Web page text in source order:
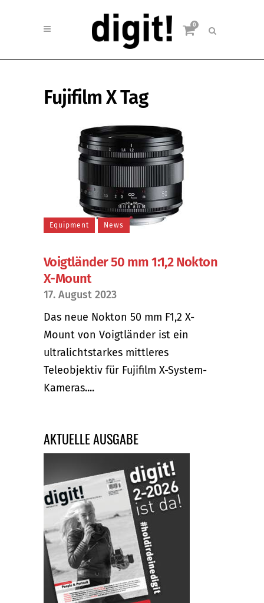
0
Fujifilm X Tag
Equipment News
Voigtländer 50 mm 1:1,2 Nokton
X-Mount
17. August 2023
Das neue Nokton 50 mm F1,2 X-
Mount von Voigtländer ist ein
ultralichtstarkes mittleres
Teleobjektiv für Fujifilm X-System-
Kameras....
AKTUELLE AUSGABE